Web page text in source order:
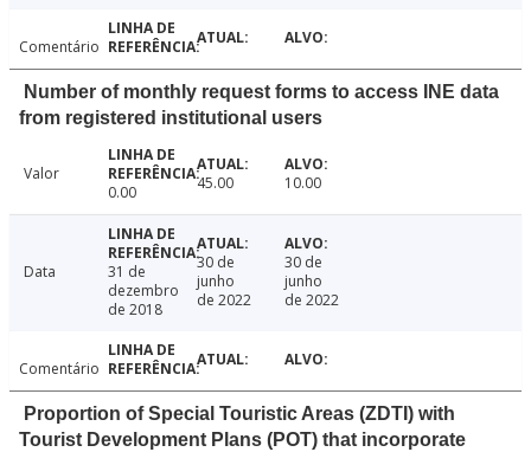
Comentário
Number of monthly request forms to access INE data
from registered institutional users
Valor
0.00
45.00 10.00
Data
31 de
dezembro
de 2018
30 de
junho
de 2022
30 de
junho
de 2022
Comentário
Proportion of Special Touristic Areas (ZDTI) with
Tourist Development Plans (POT) that incorporate